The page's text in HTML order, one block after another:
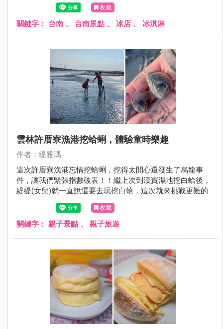
收藏
關鍵字： 台南 、 台南景點 、 冰店 、 冰淇淋
雲林許厝寮漁港挖蛤蜊，體驗童時樂趣
作者：緹雅瑪
這次許厝寮漁港忘情挖蛤蜊，挖得太開心還發生了烏龍事
件，讓我們緊張指數破表！！繼上次到漢寶濕地挖白蛤後，
緹緹(女兒)就一直說還要去玩挖白蛤，這次就來挑戰更難的
許厝寮漁港，為何會說挑戰呢！？因為緹編爬文作了好多功
課，發現許厝寮漁港的沙地前半段的泥路很難走，加上這裡
在9月中秋前後的生態更豐富，有白蛤、赤嘴、公呆，公呆
收藏
關鍵字： 親子景點 、 親子旅遊